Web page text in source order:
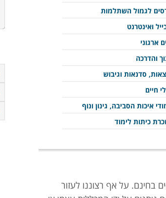
לגמול השתלמות
ואינטרנט
ארגוני
והדרכה
סדנאות וגיבוש
חיים
איכות הסביבה, גינון ונוף
כיתות לימוד
בחינם. על אף רצוננו לעזור